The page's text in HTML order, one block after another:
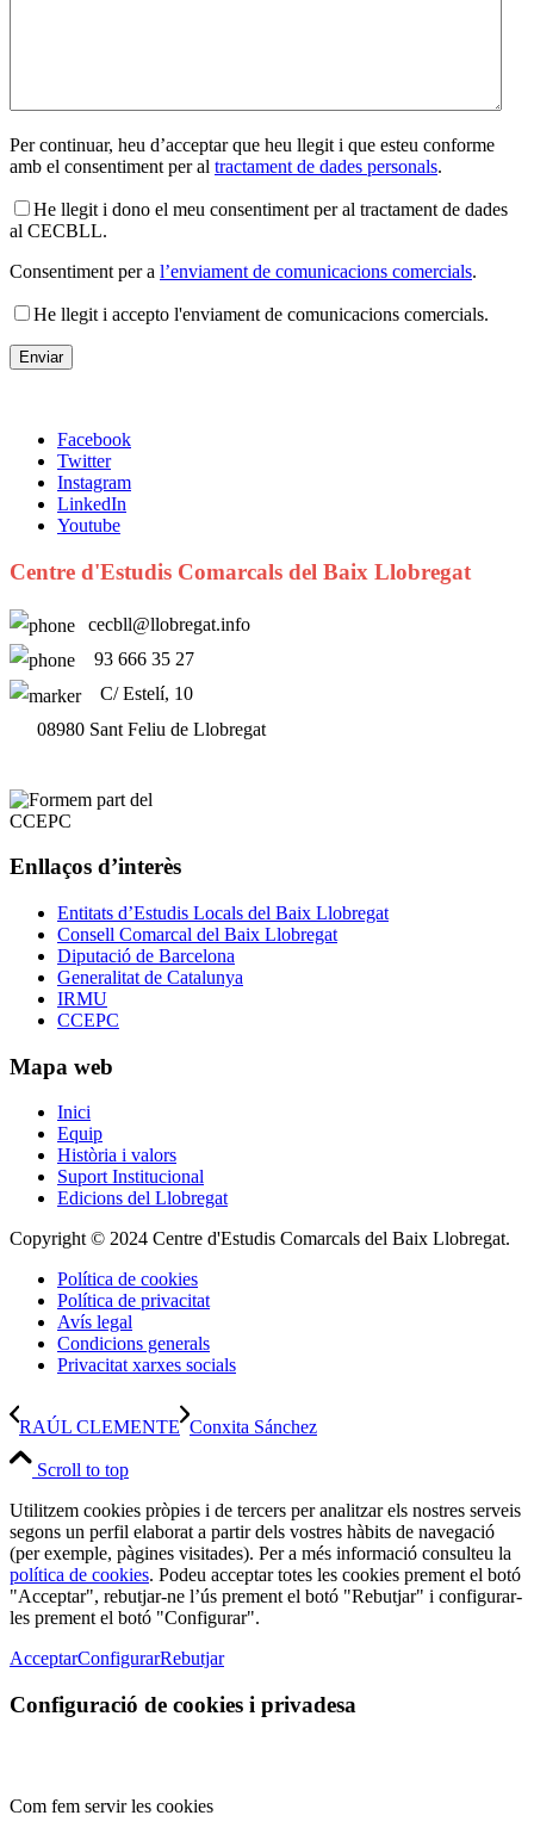
Per continuar, heu d’acceptar que heu llegit i que esteu conforme
amb el consentiment per al tractament de dades personals.
He llegit i dono el meu consentiment per al tractament de dades
al CECBLL.
Consentiment per a l’enviament de comunicacions comercials.
He llegit i accepto l'enviament de comunicacions comercials.
Facebook
Twitter
Instagram
LinkedIn
Youtube
Centre d'Estudis Comarcals del Baix Llobregat
cecbll@llobregat.info
93 666 35 27
C/ Estelí, 10
08980 Sant Feliu de Llobregat
Enllaços d’interès
Entitats d’Estudis Locals del Baix Llobregat
Consell Comarcal del Baix Llobregat
Diputació de Barcelona
Generalitat de Catalunya
IRMU
CCEPC
Mapa web
Inici
Equip
Història i valors
Suport Institucional
Edicions del Llobregat
Copyright © 2024 Centre d'Estudis Comarcals del Baix Llobregat.
Política de cookies
Política de privacitat
Avís legal
Condicions generals
Privacitat xarxes socials
RAÚL CLEMENTE Conxita Sánchez
Scroll to top
Utilitzem cookies pròpies i de tercers per analitzar els nostres serveis
segons un perfil elaborat a partir dels vostres hàbits de navegació
(per exemple, pàgines visitades). Per a més informació consulteu la
política de cookies. Podeu acceptar totes les cookies prement el botó
"Acceptar", rebutjar-ne l’ús prement el botó "Rebutjar" i configurar-
les prement el botó "Configurar".
AcceptarConfigurarRebutjar
Configuració de cookies i privadesa
Com fem servir les cookies